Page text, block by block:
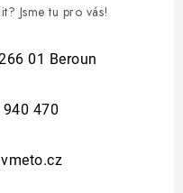
Jsme tu pro vás!
01 Beroun
470